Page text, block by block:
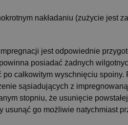
nakładaniu (zużycie jest
jest odpowiednie
posiadać żadnych
całkowitym wyschnięciu
sąsiadujących z
stopniu, że usunięcie
usunąć go możliwie natychmiast